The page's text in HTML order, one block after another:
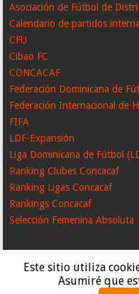
Este sitio utiliza
Asumiré que
Asociación de Fútbol de
Calendario de partidos
CFU
Cibao FC
CONCACAF
Federación Dominicana de
Federación Internacional de
FIFA
LDF-Expansión
Liga Dominicana de Fútbol
Ranking Clubes Concacaf
Ranking Ligas Concacaf
Rankings Concacaf
Selección Femenina Absoluta